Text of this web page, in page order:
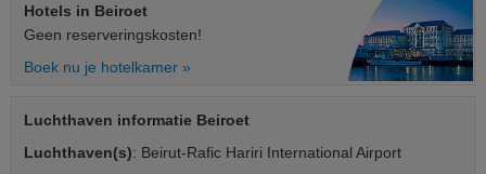
Hotels in Beiroet
Geen reserveringskosten!
Boek nu je hotelkamer »
Luchthaven informatie Beiroet
Luchthaven(s): Beirut-Rafic Hariri International Airport